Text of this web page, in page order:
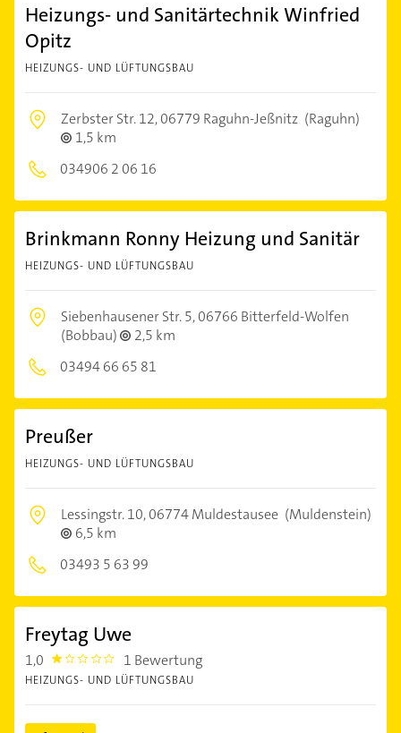
Heizungs- und Sanitärtechnik Winfried
Opitz
HEIZUNGS- UND LÜFTUNGSBAU
Zerbster Str. 12,06779 Raguhn-Jeßnitz (Raguhn)
1,5 km
034906 2 06 16
Brinkmann Ronny Heizung und Sanitär
HEIZUNGS- UND LÜFTUNGSBAU
Siebenhausener Str. 5,06766 Bitterfeld-Wolfen
(Bobbau)
2,5 km
03494 66 65 81
Preußer
HEIZUNGS- UND LÜFTUNGSBAU
Lessingstr. 10,06774 Muldestausee (Muldenstein)
6,5 km
03493 5 63 99
Freytag Uwe
1,0 1.0 1 Bewertung
HEIZUNGS- UND LÜFTUNGSBAU